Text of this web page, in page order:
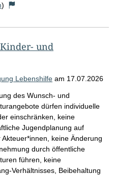
)
und
Lebenshilfe am 17.07.2026
des Wunsch- und
dürfen individuelle
einschränken, keine
Jugendplanung auf
keine Änderung
durch öffentliche
führen, keine
Verhältnisses, Beibehaltung